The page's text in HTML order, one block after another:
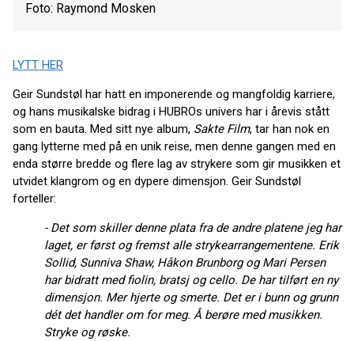
Foto: Raymond Mosken
LYTT HER
Geir Sundstøl har hatt en imponerende og mangfoldig karriere,
og hans musikalske bidrag i HUBROs univers har i årevis stått
som en bauta. Med sitt nye album, Sakte Film, tar han nok en
gang lytterne med på en unik reise, men denne gangen med en
enda større bredde og flere lag av strykere som gir musikken et
utvidet klangrom og en dypere dimensjon. Geir Sundstøl
forteller:
- Det som skiller denne plata fra de andre platene jeg har
laget, er først og fremst alle strykearrangementene. Erik
Sollid, Sunniva Shaw, Håkon Brunborg og Mari Persen
har bidratt med fiolin, bratsj og cello. De har tilført en ny
dimensjon. Mer hjerte og smerte. Det er i bunn og grunn
dét det handler om for meg. Å berøre med musikken.
Stryke og røske.